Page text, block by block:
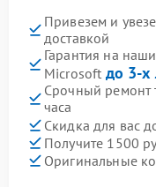
Привезем и
доставкой
Гарантия на
Microsoft до 3-х
Срочный ремонт
часа
Скидка для вас
Получите 1500
Оригинальные